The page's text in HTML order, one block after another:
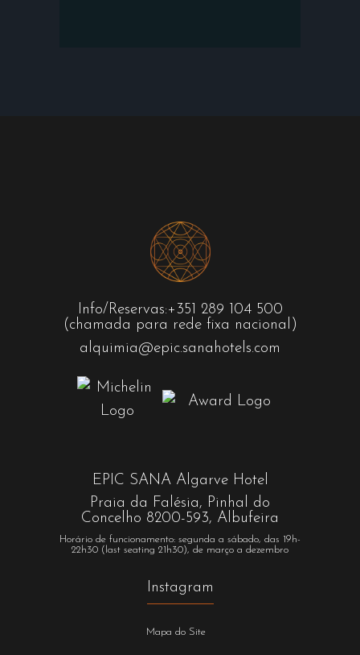
Info/Reservas:+351 289 104 500
(chamada para rede fixa nacional)
alquimia@epic.sanahotels.com
EPIC SANA Algarve Hotel
Praia da Falésia, Pinhal do
Concelho 8200-593, Albufeira
Horário de funcionamento: segunda a sábado, das 19h-
22h30 (last seating 21h30), de março a dezembro
Instagram
Mapa do Site